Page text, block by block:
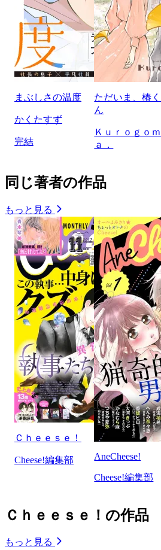
まぶしさの温度
かくたすず
完結
ただいま、椿く
ん
Ｋｕｒｏｇｏｍ
ａ．
同じ著者の作品
もっと見る
Ｃｈｅｅｓｅ！
Cheese!編集部 AneCheese!
Cheese!編集部
Ｃｈｅｅｓｅ！の作品
もっと見る